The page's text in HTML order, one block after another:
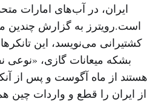
ایران، در آب‌های امارات
است.رویترز به گزارش چندین
بشکه میعانات گازی، «نوعی
هستند از ماه آگوست و پس از
از ایران را قطع و واردات چین